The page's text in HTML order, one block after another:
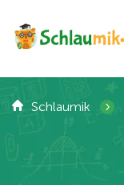
Schlaumik ›